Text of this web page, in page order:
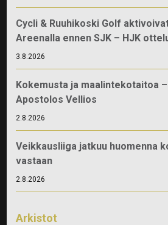
Cycli & Ruuhikoski Golf
Areenalla ennen SJK – HJK
3.8.2026
Kokemusta ja maalintekotaitoa
Apostolos Vellios
2.8.2026
Veikkausliiga jatkuu huomenna
vastaan
2.8.2026
Arkistot